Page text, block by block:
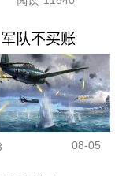
队不买账
08-05